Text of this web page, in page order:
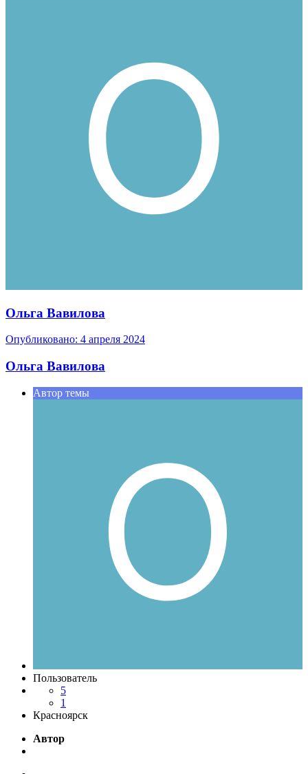
Ольга Вавилова
Опубликовано: 4 апреля 2024
Ольга Вавилова
Автор темы
Пользователь
5
1
Красноярск
Автор